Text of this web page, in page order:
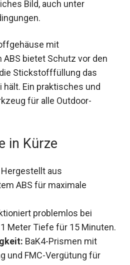
sorgt es für ein
Bild, auch unter
mit
bietet Schutz vor den
Stickstofffüllung das
Ein praktisches und
für alle Outdoor-
aus
ABS für maximale
problemlos bei
Meter Tiefe für 15